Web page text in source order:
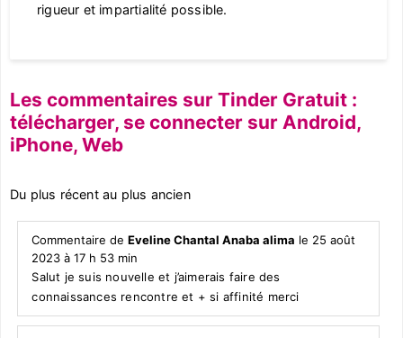
rigueur et impartialité possible.
Les commentaires sur Tinder Gratuit :
télécharger, se connecter sur Android,
iPhone, Web
Du plus récent au plus ancien
Commentaire deEveline Chantal Anaba alima le 25 août
2023 à 17 h 53 min
Salut je suis nouvelle et j’aimerais faire des
connaissances rencontre et + si affinité merci